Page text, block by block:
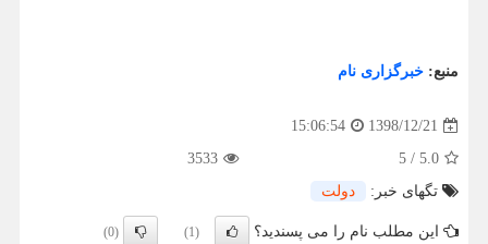
منبع: خبرگزاری نام
1398/12/21
15:06:54
5.0
/
5
3533
تگهای خبر:
دولت
این مطلب نام را می پسندید؟ (1)
(0)